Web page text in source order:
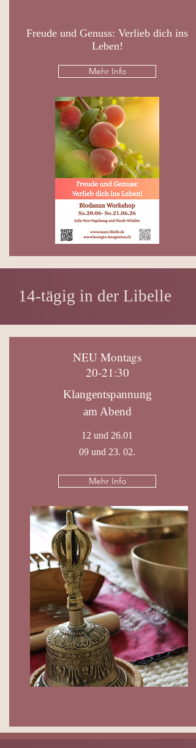
Freude und Genuss: Verlieb dich ins
Leben!
Mehr Info
14-tägig in der Libelle
NEU Montags
20-21:30
Klangentspannung
am Abend
12 und 26.01
09 und 23. 02.
Mehr Info